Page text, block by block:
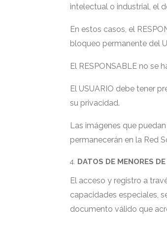
intelectual o industrial, el
En estos casos, el
bloqueo permanente del
El RESPONSABLE no se
El USUARIO debe tener
su privacidad.
Las imágenes que
permanecerán en la Red
DATOS DE MENORES
El acceso y registro a
capacidades especiales,
documento válido que